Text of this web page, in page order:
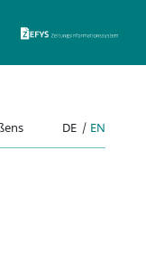
DE | EN